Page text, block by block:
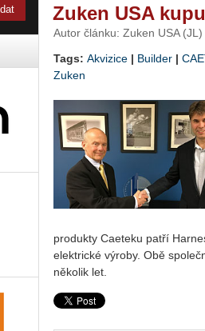
Zuken USA
Autor článku: Zuken USA (JL)
Tags: Akvizice | Builder |
Zuken
produkty Caeteku patří
elektrické výroby. Obě
několik let.